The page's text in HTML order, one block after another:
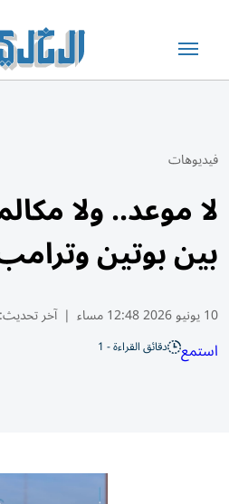
فيديوهات
لا موعد.. ولا
بين بوتين
10 يونيو 2026 12:48 مساء | آخر تحديث:
استمع دقائق القراءة - 1